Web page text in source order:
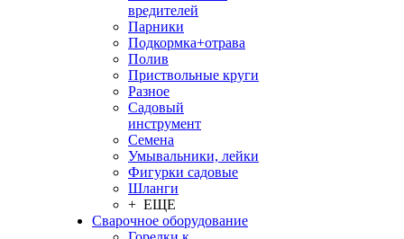
вредителей
Парники
Подкормка+отрава
Полив
Приствольные круги
Разное
Садовый
инструмент
Семена
Умывальники, лейки
Фигурки садовые
Шланги
+ ЕЩЕ
Сварочное оборудование